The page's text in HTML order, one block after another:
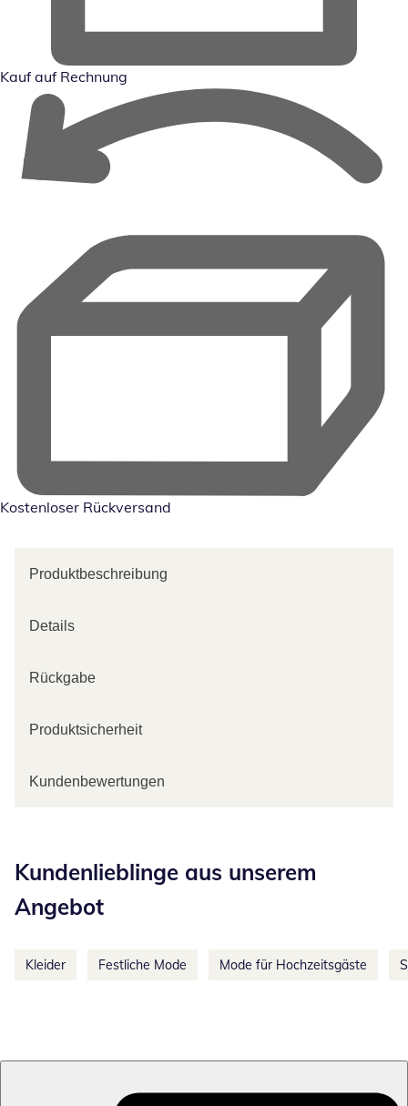
Kauf auf Rechnung
Kostenloser Rückversand
Produktbeschreibung
Details
Rückgabe
Produktsicherheit
Kundenbewertungen
Kundenlieblinge aus unserem
Angebot
Kleider Festliche Mode Mode für Hochzeitsgäste